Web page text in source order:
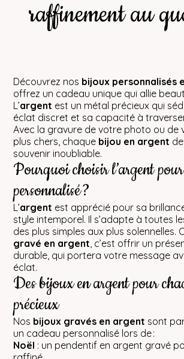
raffinement au
Découvrez nos bijoux personnalisés
offrez un cadeau unique qui allie
L’argent est un métal précieux qui
éclat discret et sa capacité à
Avec la gravure de votre photo ou de
plus chers, chaque bijou en argent
souvenir inoubliable.
Pourquoi choisir l’argent
personnalisé ?
L’argent est apprécié pour sa
style intemporel. Il s’adapte à toutes
des plus simples aux plus solennelles.
gravé en argent, c’est offrir un
durable, qui portera votre message
éclat.
Des bijoux en argent pour
précieux
Nos bijoux gravés en argent sont
un cadeau personnalisé lors de :
Noël : un pendentif en argent gravé